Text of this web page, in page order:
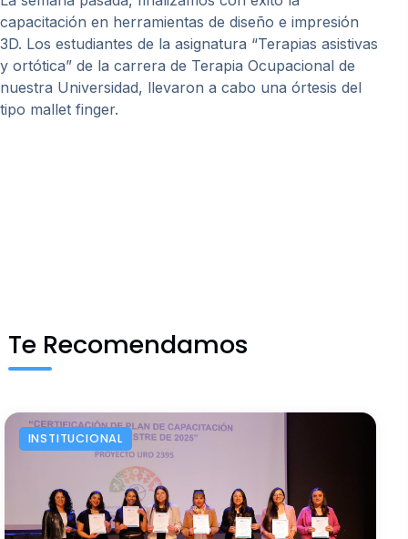
capacitación en herramientas de diseño e impresión
3D. Los estudiantes de la asignatura “Terapias asistivas
y ortótica” de la carrera de Terapia Ocupacional de
nuestra Universidad, llevaron a cabo una órtesis del
tipo mallet finger.
Te Recomendamos
INSTITUCIONAL